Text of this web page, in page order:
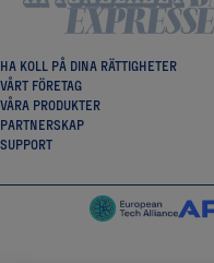
HA KOLL PÅ DINA RÄTTIGHETER
VÅRT FÖRETAG
VÅRA PRODUKTER
PARTNERSKAP
SUPPORT